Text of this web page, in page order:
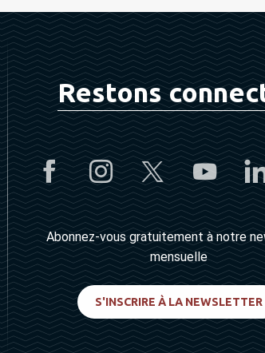
Restons
Abonnez-vous gratuitement à notre
mensuelle
S'INSCRIRE À LA NEWSLETTER